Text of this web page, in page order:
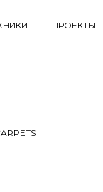
ПРОЕКТЫ